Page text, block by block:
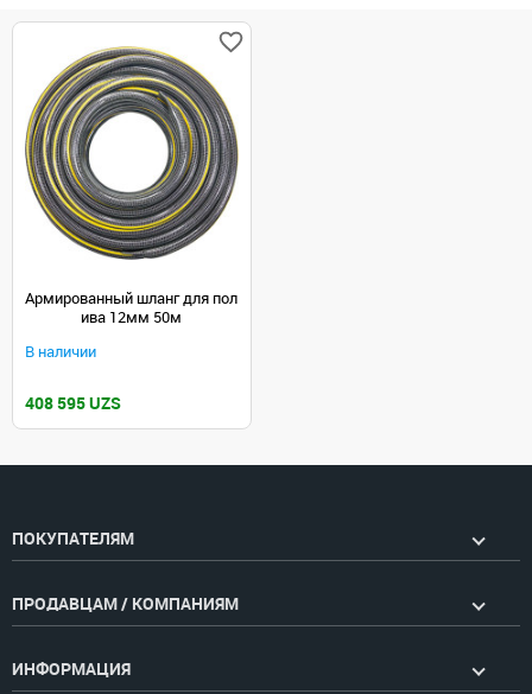
Армированный шланг для пол
ива 12мм 50м
В наличии
408 595 UZS
ПОКУПАТЕЛЯМ
ПРОДАВЦАМ / КОМПАНИЯМ
ИНФОРМАЦИЯ